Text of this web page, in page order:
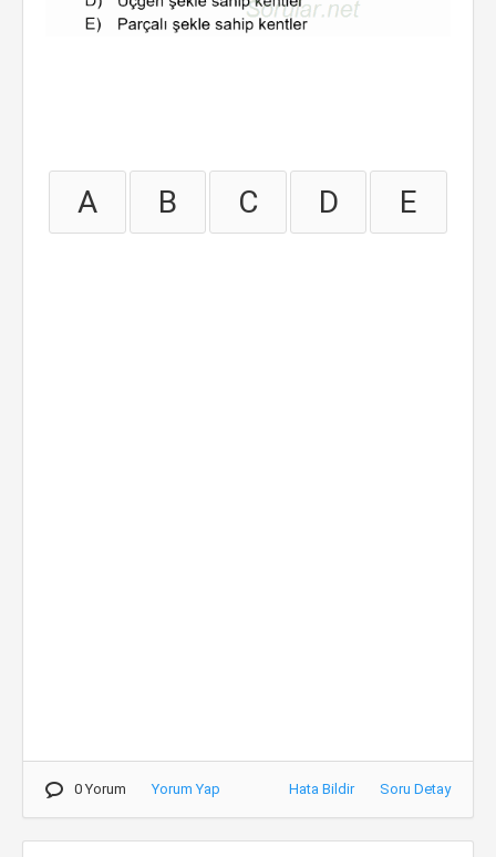
A B C D E
0 Yorum Yorum Yap Hata Bildir Soru Detay